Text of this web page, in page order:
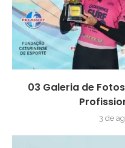
03 Galeria de
3 de